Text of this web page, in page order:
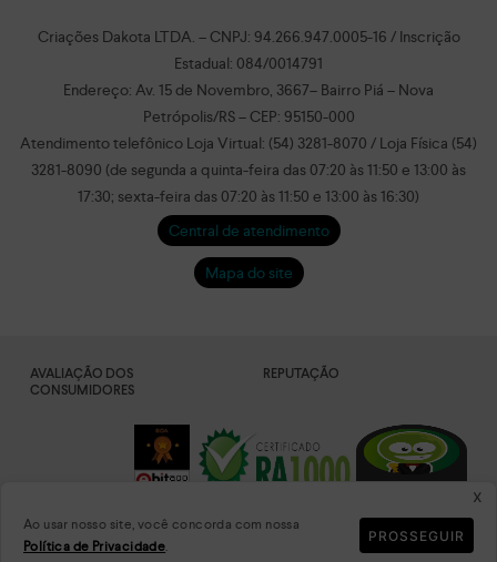
x
Ao usar nosso site, você concorda com nossa
Política de Privacidade.
PROSSEGUIR
Criações Dakota LTDA. – CNPJ: 94.266.947.0005-16 / Inscrição
Estadual: 084/0014791
Endereço: Av. 15 de Novembro, 3667– Bairro Piá – Nova
Petrópolis/RS – CEP: 95150-000
Atendimento telefônico Loja Virtual: (54) 3281-8070 / Loja Física (54)
3281-8090 (de segunda a quinta-feira das 07:20 às 11:50 e 13:00 às
17:30; sexta-feira das 07:20 às 11:50 e 13:00 às 16:30)
Central de atendimento
Mapa do site
AVALIAÇÃO DOS
CONSUMIDORES
REPUTAÇÃO
DADOS